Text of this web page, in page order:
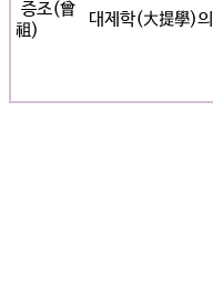
증조(曾
祖)
대제학(大提學)